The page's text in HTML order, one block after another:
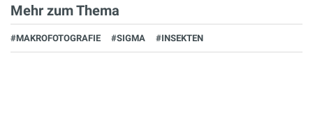
Mehr zum Thema
#MAKROFOTOGRAFIE #SIGMA #INSEKTEN